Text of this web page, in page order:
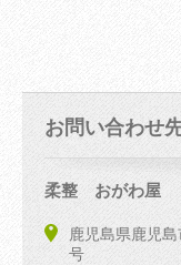
お問い合わせ
柔整 おがわ屋
鹿児島県鹿児
号